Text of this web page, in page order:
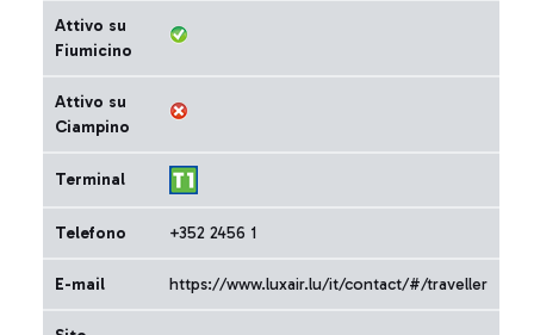
Attivo su
Fiumicino
Attivo su
Ciampino
Terminal
Telefono +352 2456 1
E-mail https://www.luxair.lu/it/contact/#/traveller